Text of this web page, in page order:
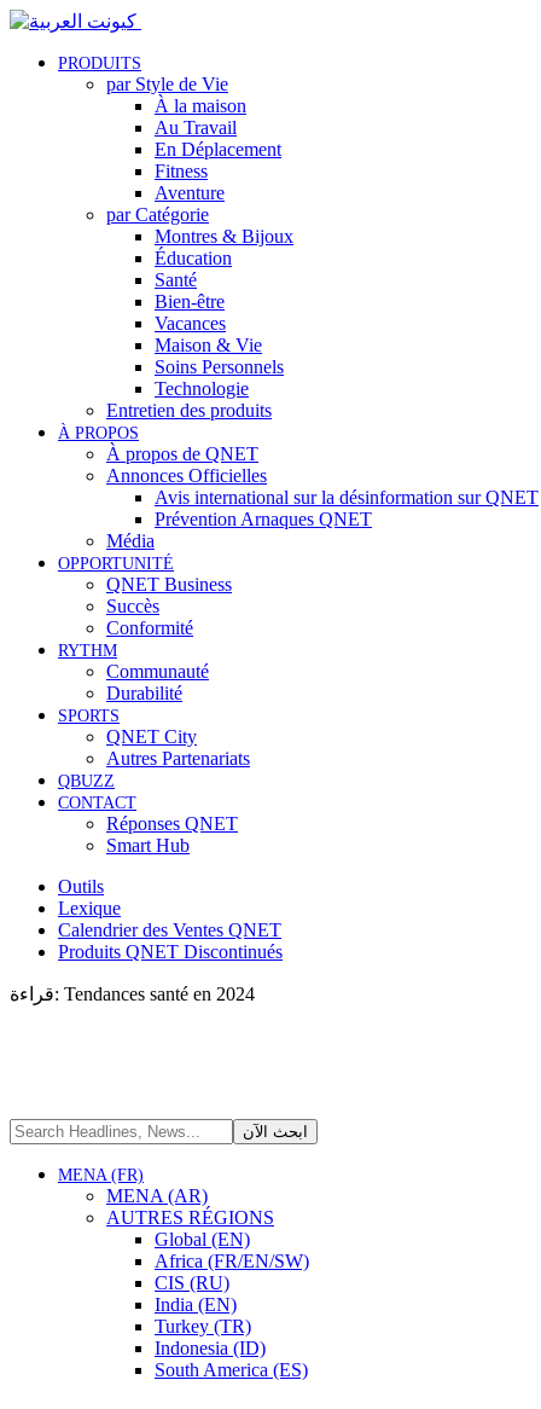
PRODUITS
par Style de Vie
À la maison
Au Travail
En Déplacement
Fitness
Aventure
par Catégorie
Montres & Bijoux
Éducation
Santé
Bien-être
Vacances
Maison & Vie
Soins Personnels
Technologie
Entretien des produits
À PROPOS
À propos de QNET
Annonces Officielles
Avis international sur la désinformation sur QNET
Prévention Arnaques QNET
Média
OPPORTUNITÉ
QNET Business
Succès
Conformité
RYTHM
Communauté
Durabilité
SPORTS
QNET City
Autres Partenariats
QBUZZ
CONTACT
Réponses QNET
Smart Hub
Outils
Lexique
Calendrier des Ventes QNET
Produits QNET Discontinués
قراءة: Tendances santé en 2024
MENA (FR)
MENA (AR)
AUTRES RÉGIONS
Global (EN)
Africa (FR/EN/SW)
CIS (RU)
India (EN)
Turkey (TR)
Indonesia (ID)
South America (ES)